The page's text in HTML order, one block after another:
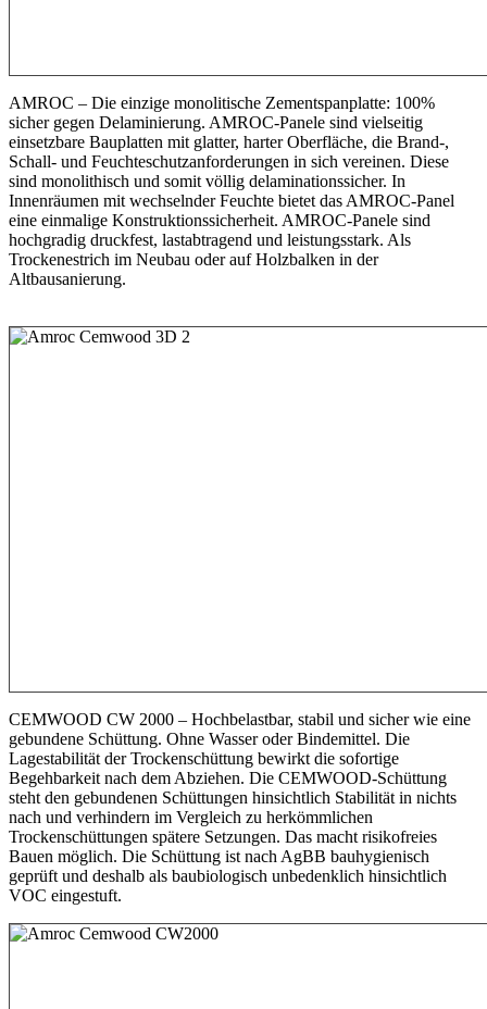
AMROC – Die einzige monolitische Zementspanplatte: 100%
sicher gegen Delaminierung. AMROC-Panele sind vielseitig
einsetzbare Bauplatten mit glatter, harter Oberfläche, die Brand-,
Schall- und Feuchteschutzanforderungen in sich vereinen. Diese
sind monolithisch und somit völlig delaminationssicher. In
Innenräumen mit wechselnder Feuchte bietet das AMROC-Panel
eine einmalige Konstruktionssicherheit. AMROC-Panele sind
hochgradig druckfest, lastabtragend und leistungsstark. Als
Trockenestrich im Neubau oder auf Holzbalken in der
Altbausanierung.
CEMWOOD CW 2000 – Hochbelastbar, stabil und sicher wie eine
gebundene Schüttung. Ohne Wasser oder Bindemittel. Die
Lagestabilität der Trockenschüttung bewirkt die sofortige
Begehbarkeit nach dem Abziehen. Die CEMWOOD-Schüttung
steht den gebundenen Schüttungen hinsichtlich Stabilität in nichts
nach und verhindern im Vergleich zu herkömmlichen
Trockenschüttungen spätere Setzungen. Das macht risikofreies
Bauen möglich. Die Schüttung ist nach AgBB bauhygienisch
geprüft und deshalb als baubiologisch unbedenklich hinsichtlich
VOC eingestuft.